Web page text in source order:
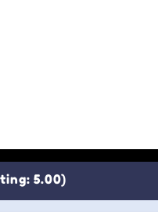
5.00)